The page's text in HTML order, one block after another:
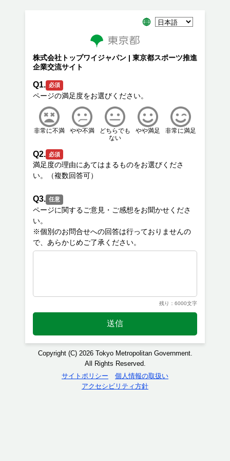
株式会社トップワイジャパン | 東京都スポーツ推進
企業交流サイト
Q1. 必須
非常に不満 やや不満
どちらでも
ない
やや満足 非常に満足
Q2. 必須
満足度の理由にあてはまるものをお選びくださ
Q3. 任意
ページに関するご意見・ご感想をお聞かせくださ
い。
※個別のお問合せへの回答は行っておりませんの
残り：6000文字
送信
Copyright (C) 2026 Tokyo Metropolitan Government.
All Rights Reserved.
サイトポリシー
個人情報の取扱い
アクセシビリティ方針